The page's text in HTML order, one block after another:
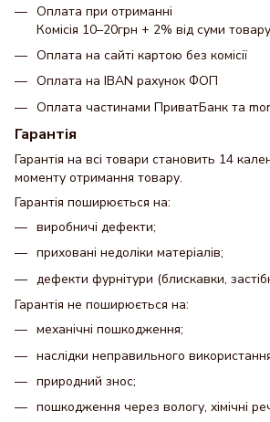
Оплата при отриманні
Комісія 10–20грн + 2% від суми товару
Оплата на сайті картою без комісії
Оплата на IBAN рахунок ФОП
Оплата частинами ПриватБанк та
Гарантія
Гарантія на всі товари становить 14
моменту отримання товару.
Гарантія поширюється на:
виробничі дефекти;
приховані недоліки матеріалів;
дефекти фурнітури (блискавки,
Гарантія не поширюється на:
механічні пошкодження;
наслідки неправильного
природний знос;
пошкодження через вологу, хімічні